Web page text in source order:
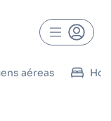
aéreas
aéreas